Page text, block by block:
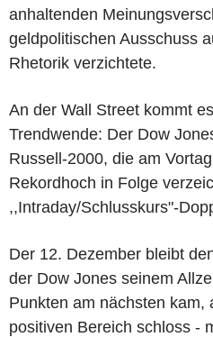
anhaltenden
geldpolitischen Ausschuss
Rhetorik verzichtete.
An der Wall Street kommt
Trendwende: Der Dow
Russell-2000, die am
Rekordhoch in Folge
,,Intraday/Schlusskurs"-
Der 12. Dezember bleibt
der Dow Jones seinem
Punkten am nächsten kam,
positiven Bereich schloss -